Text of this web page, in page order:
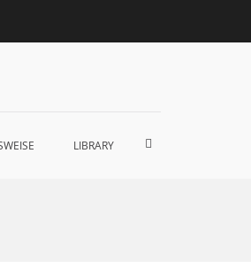
LIBRARY
Such-